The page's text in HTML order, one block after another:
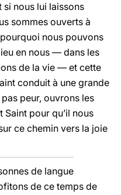
si nous lui laissons
sommes ouverts à
pourquoi nous pouvons
en nous — dans les
de la vie — et cette
conduit à une grande
peur, ouvrons les
pour qu’il nous
ce chemin vers la joie
de langue
de ce temps de